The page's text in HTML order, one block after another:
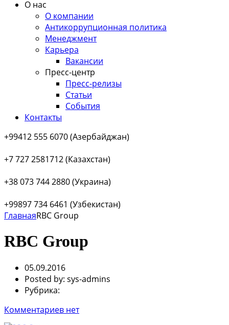
О нас
О компании
Антикоррупционная политика
Менеджмент
Карьера
Вакансии
Пресс-центр
Пресс-релизы
Статьи
События
Контакты
+99412 555 6070 (Азербайджан)
+7 727 2581712 (Казахстан)
+38 073 744 2880 (Украина)
+99897 734 6461 (Узбекистан)
ГлавнаяRBC Group
RBC Group
05.09.2016
Posted by: sys-admins
Рубрика:
Комментариев нет